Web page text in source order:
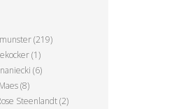
(219)
(1)
(6)
(8)
Steenlandt (2)